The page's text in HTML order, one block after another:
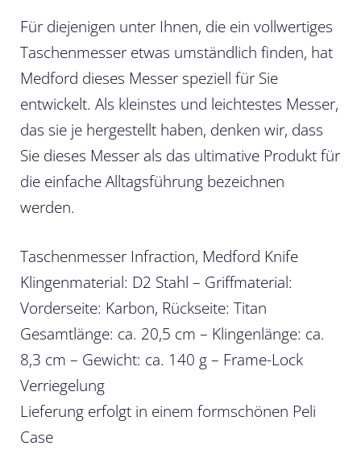
Für diejenigen unter Ihnen, die ein vollwertiges
Taschenmesser etwas umständlich finden, hat
Medford dieses Messer speziell für Sie
entwickelt. Als kleinstes und leichtestes Messer,
das sie je hergestellt haben, denken wir, dass
Sie dieses Messer als das ultimative Produkt für
die einfache Alltagsführung bezeichnen
werden.
Taschenmesser Infraction, Medford Knife
Klingenmaterial: D2 Stahl – Griffmaterial:
Vorderseite: Karbon, Rückseite: Titan
Gesamtlänge: ca. 20,5 cm – Klingenlänge: ca.
8,3 cm – Gewicht: ca. 140 g – Frame-Lock
Verriegelung
Lieferung erfolgt in einem formschönen Peli
Case